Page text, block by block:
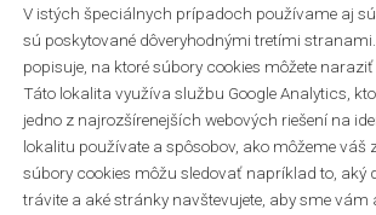
V istých špeciálnych prípadoch používame aj
sú poskytované dôveryhodnými tretími
popisuje, na ktoré súbory cookies môžete
Táto lokalita využíva službu Google Analytics,
jedno z najrozšírenejších webových riešení na
lokalitu používate a spôsobov, ako môžeme váš
súbory cookies môžu sledovať napríklad to, aký
trávite a aké stránky navštevujete, aby sme vám